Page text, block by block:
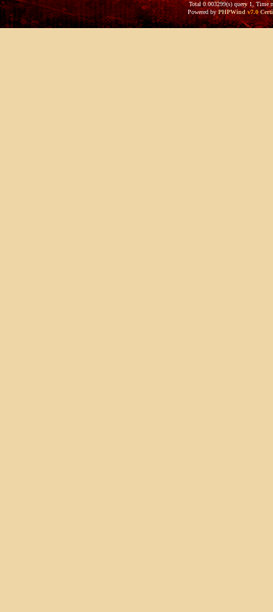
Total 0.003299(s) query 1, Time
Powered byPHPWind v7.0